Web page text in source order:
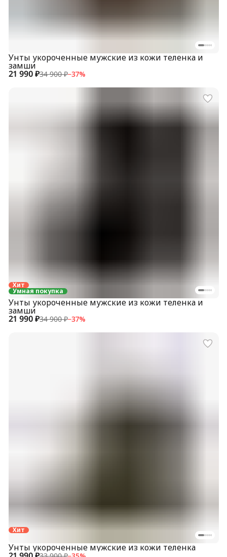
21 990 ₽34 900 ₽−37%
Унты укороченные мужские из кожи теленка и
замши
Хит
Умная покупка
21 990 ₽34 900 ₽−37%
Унты укороченные мужские из кожи теленка и
замши
Хит
Унты укороченные мужские из кожи теленка